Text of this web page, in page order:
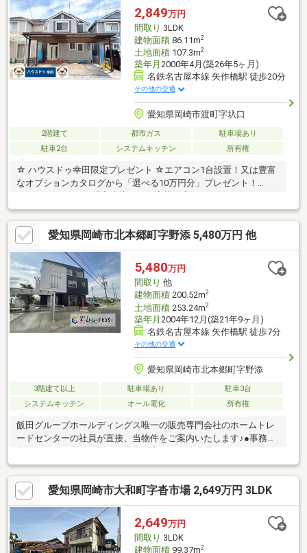
校…徒歩37分◆フェルナ大和店…徒歩3分＼お気軽にお問い合わせ
ください！／
2,849万円
間取り 3LDK
建物面積86.11m2
土地面積107.3m2
築年月 2000年4月(築26年5ヶ月)
名鉄名古屋本線 矢作橋駅 徒歩20分
その他の交通
愛知県岡崎市渡町字圦口
2階建て 都市ガス
駐車場あり
駐車2台
システムキッチン 所有権
☆ ハウスドゥ幸田限定プレゼント ☆エアコン1台設置！又は豊富
なオプションカタログから「選べる10万円分」プレゼント！
◎内外装リフォーム予定の再生住宅！◎広々LDK18帖でお好きな
インテリアに♪収納も付いております！◎吹抜けで、開放感ある空
間になっています！【返済例】月々70、035円2849万円借入、変
動金利0.85％、40年、ボーナス払い0円。別途諸費用。※ボーナス
有無や、ご返済年数など様々なプランをご相談できます！【学
校】◎矢作南小学校 徒歩約14分◎竜海中学校 徒歩約25分
愛知県岡崎市北本郷町字野添 5,480万円 他
5,480万円
間取り 他
建物面積200.52m2
土地面積253.24m2
築年月 2004年12月(築21年9ヶ月)
名鉄名古屋本線 矢作橋駅 徒歩7分
その他の交通
愛知県岡崎市北本郷町字野添
3階建て以上 駐車場あり
駐車3台
システムキッチン
オール電化 所有権
飯田グループホールディングス唯一の販売専門会社のホームトレ
ードセンターの社員が直接、当物件をご案内いたします♪●事務所
●名鉄名古屋本線「矢作橋」駅徒歩7分●４台駐車可能なカーポー
ト付き住宅●既存住宅かし保険付きで万が一にも安心です資料の
ご請求・現地のご案内はお電話でも受け付けております。フリー
ダイヤル 【 ０１２０－８８２－８３８ 】
愛知県岡崎市大和町字沓市場 2,649万円 3LDK
2,649万円
間取り 3LDK
建物面積99.37m2